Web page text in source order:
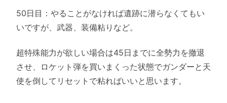
50日目：やることがなければ遺跡に潜らなくてもい
いですが、武器、装備粘りなど。
超特殊能力が欲しい場合は45日までに全勢力を撤退
させ、ロケット弾を買いまくった状態でガンダーと天
使を倒してリセットで粘ればいいと思います。